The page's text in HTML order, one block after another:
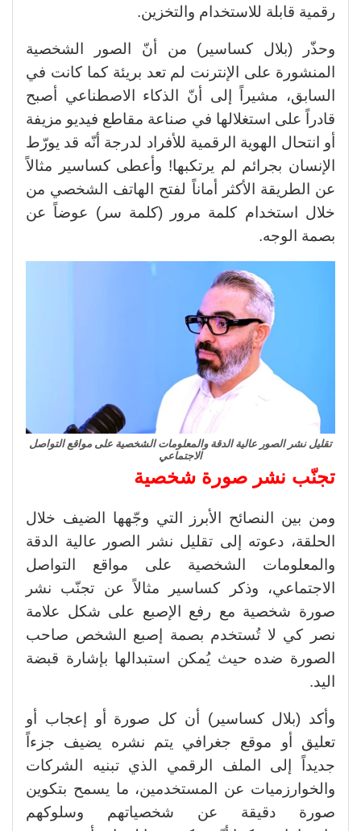
رقمية قابلة للاستخدام والتخزين.
وحذّر (بلال كساسير) من أنّ الصور الشخصية
المنشورة على الإنترنت لم تعد بريئة كما كانت في
السابق، مشيراً إلى أنّ الذكاء الاصطناعي أصبح
قادراً على استغلالها في صناعة مقاطع فيديو مزيفة
أو انتحال الهوية الرقمية للأفراد لدرجة أنّه قد يورّط
الإنسان بجرائم لم يرتكبها! وأعطى كساسير مثالاً
عن الطريقة الأكثر أماناً لفتح الهاتف الشخصي من
خلال استخدام كلمة مرور (كلمة سر) عوضاً عن
بصمة الوجه.
تقليل نشر الصور عالية الدقة والمعلومات الشخصية على مواقع التواصل
الاجتماعي
تجنّب نشر صورة شخصية
ومن بين النصائح الأبرز التي وجّهها الضيف خلال
الحلقة، دعوته إلى تقليل نشر الصور عالية الدقة
والمعلومات الشخصية على مواقع التواصل
الاجتماعي، وذكر كساسير مثالاً عن تجنّب نشر
صورة شخصية مع رفع الإصبع على شكل علامة
نصر كي لا تُستخدم بصمة إصبع الشخص صاحب
الصورة ضده حيث يُمكن استبدالها بإشارة قبضة
اليد.
وأكد (بلال كساسير) أن كل صورة أو إعجاب أو
تعليق أو موقع جغرافي يتم نشره يضيف جزءاً
جديداً إلى الملف الرقمي الذي تبنيه الشركات
والخوارزميات عن المستخدمين، ما يسمح بتكوين
صورة دقيقة عن شخصياتهم وسلوكهم